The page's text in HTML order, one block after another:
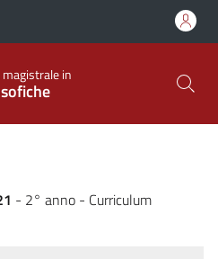
magistrale in
- 2° anno - Curriculum